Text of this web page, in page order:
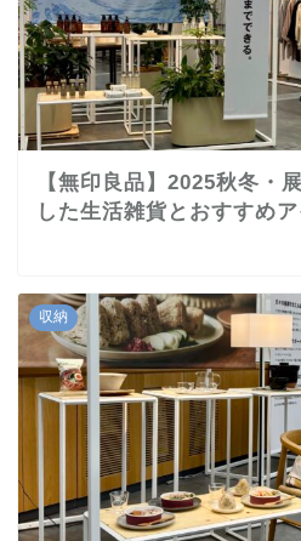
【無印良品】2025秋冬・
した生活雑貨とおすすめ
収納